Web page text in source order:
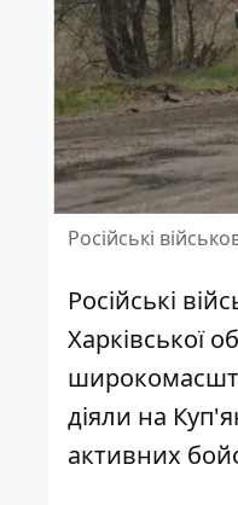
Російські
Російські
Харківської
діяли на
активних